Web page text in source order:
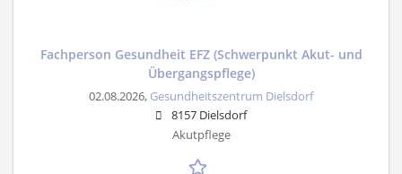
Fachperson Gesundheit EFZ (Schwerpunkt Akut- und
Übergangspflege)
02.08.2026, Gesundheitszentrum Dielsdorf
8157 Dielsdorf
Akutpflege